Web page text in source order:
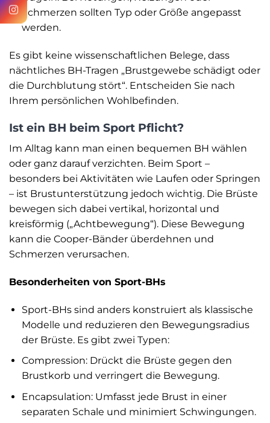
Schmerzen sollten Typ oder Größe angepasst
werden.
Es gibt keine wissenschaftlichen Belege, dass
nächtliches BH-Tragen „Brustgewebe schädigt oder
die Durchblutung stört“. Entscheiden Sie nach
Ihrem persönlichen Wohlbefinden.
Ist ein BH beim Sport Pflicht?
Im Alltag kann man einen bequemen BH wählen
oder ganz darauf verzichten. Beim Sport –
besonders bei Aktivitäten wie Laufen oder Springen
– ist Brustunterstützung jedoch wichtig. Die Brüste
bewegen sich dabei vertikal, horizontal und
kreisförmig („Achtbewegung“). Diese Bewegung
kann die Cooper-Bänder überdehnen und
Schmerzen verursachen.
Besonderheiten von Sport-BHs
Sport-BHs sind anders konstruiert als klassische
Modelle und reduzieren den Bewegungsradius
der Brüste. Es gibt zwei Typen:
Compression: Drückt die Brüste gegen den
Brustkorb und verringert die Bewegung.
Encapsulation: Umfasst jede Brust in einer
separaten Schale und minimiert Schwingungen.